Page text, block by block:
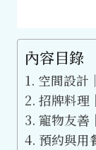
內容目錄
空間設計
招牌料理
寵物友善
預約與用